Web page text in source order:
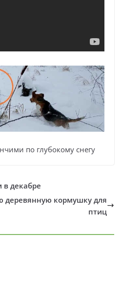
по глубокому снегу
в декабре
деревянную кормушку для
птиц